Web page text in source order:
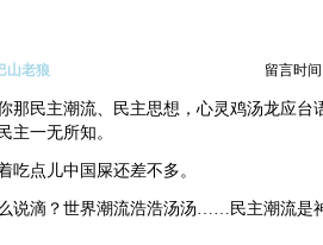
山老狼 留言时间
那民主潮流、民主思想，心灵鸡汤龙应台
主一无所知。
吃点儿中国屎还差不多。
说滴？世界潮流浩浩汤汤……民主潮流是